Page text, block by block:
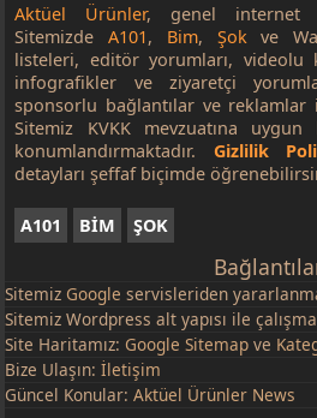
Aktüel Ürünler, genel internet
SitemizdeA101, Bim, Şokve
listeleri, editör yorumları, videolu
infografikler ve ziyaretçi
sponsorlu bağlantılar ve
Sitemiz KVKK mevzuatına
konumlandırmaktadır. Gizlilik
detayları şeffaf biçimde
A101 BİM ŞOK
Sitemiz Google servisleriden
Sitemiz Wordpress alt yapısı ile
Site Haritamız: Google Sitemap ve
Bize Ulaşın:İletişim
Güncel Konular:Aktüel Ürünler News